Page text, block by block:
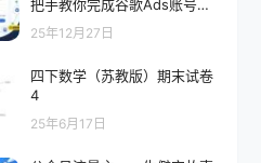
把手教你完成谷歌Ads账号注
册、验证及遇到问题的退款实
操指南
25年12月27日
四下数学（苏教版）期末试卷
4
25年6月17日